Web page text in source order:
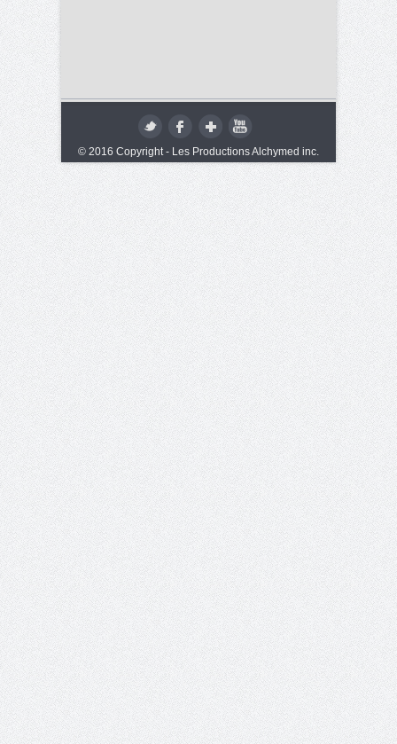
© 2016 Copyright - Les Productions Alchymed inc.